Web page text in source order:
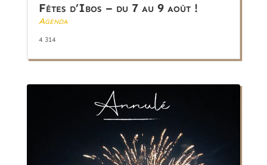
Fêtes d’Ibos – du 7 au 9 août !
Agenda
4 314